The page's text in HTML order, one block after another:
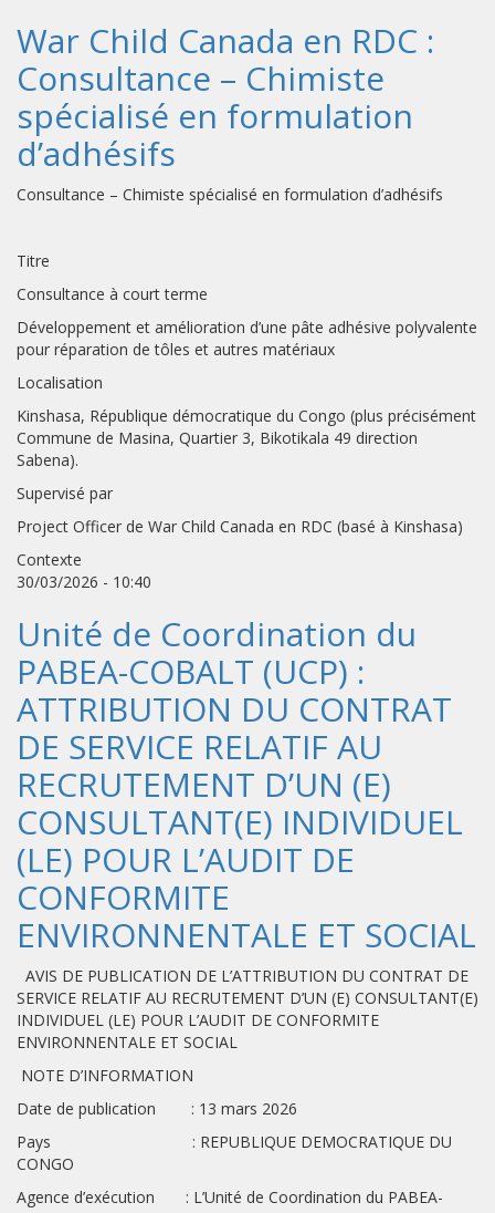
War Child Canada en RDC :
Consultance – Chimiste
spécialisé en formulation
d’adhésifs
Consultance – Chimiste spécialisé en formulation d’adhésifs
Titre
Consultance à court terme
Développement et amélioration d’une pâte adhésive polyvalente
pour réparation de tôles et autres matériaux
Localisation
Kinshasa, République démocratique du Congo (plus précisément
Commune de Masina, Quartier 3, Bikotikala 49 direction
Sabena).
Supervisé par
Project Officer de War Child Canada en RDC (basé à Kinshasa)
Contexte
30/03/2026 - 10:40
Unité de Coordination du
PABEA-COBALT (UCP) :
ATTRIBUTION DU CONTRAT
DE SERVICE RELATIF AU
RECRUTEMENT D’UN (E)
CONSULTANT(E) INDIVIDUEL
(LE) POUR L’AUDIT DE
CONFORMITE
ENVIRONNENTALE ET SOCIAL
AVIS DE PUBLICATION DE L’ATTRIBUTION DU CONTRAT DE
SERVICE RELATIF AU RECRUTEMENT D’UN (E) CONSULTANT(E)
INDIVIDUEL (LE) POUR L’AUDIT DE CONFORMITE
ENVIRONNENTALE ET SOCIAL
NOTE D’INFORMATION
Date de publication : 13 mars 2026
Pays : REPUBLIQUE DEMOCRATIQUE DU
CONGO
Agence d’exécution : L’Unité de Coordination du PABEA-